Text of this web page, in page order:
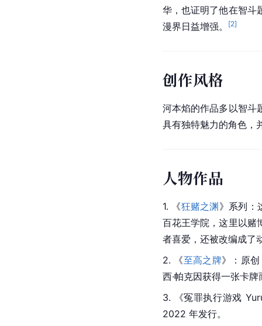
华，也证明了他在智斗
漫界日益增强。
[2]
创作风格
河本焰的作品多以智斗
具有独特魅力的角色，
人物作品
1. 《狂赌之渊》系列：
百花王学院，这里以赌
者喜爱，还被改编成了
2. 《至高之牌》：原
西·帕克因获得一张卡
3. 《冤罪执行游戏
2022 年发行。